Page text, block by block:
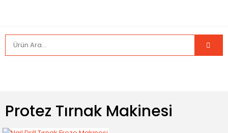
Protez Tırnak Makinesi